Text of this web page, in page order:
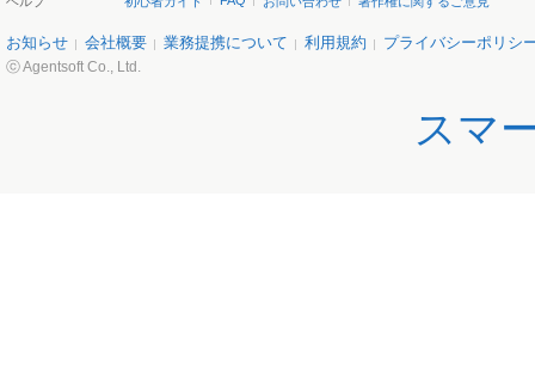
お知らせ 会社概要 業務提携について 利用規約 プライバシーポリシ
ⓒ Agentsoft Co., Ltd.
スマ